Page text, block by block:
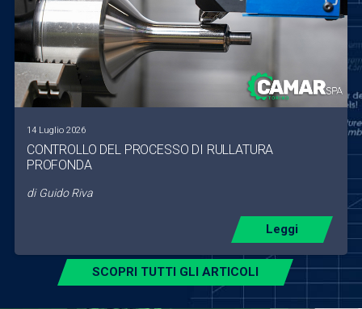
14 Luglio 2026
CONTROLLO DEL PROCESSO DI RULLATURA
PROFONDA
di Guido Riva
Leggi
SCOPRI TUTTI GLI ARTICOLI